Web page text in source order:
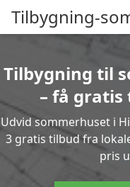
Tilbygning-
Tilbygning til
– få
Udvid sommerhuset i
3 gratis tilbud fra
pris